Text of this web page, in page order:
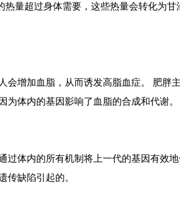
量超过身体需要，这些热量会转化为
增加血脂，从而诱发高脂血症。 肥胖
体内的基因影响了血脂的合成和代谢。
体内的所有机制将上一代的基因有效
传缺陷引起的。